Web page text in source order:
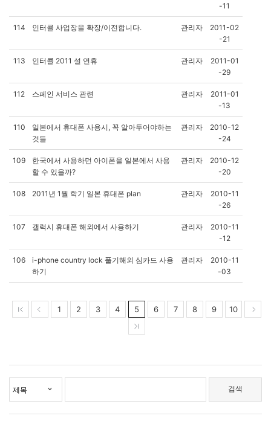
-11
114 인터콜 사업장을 확장/이전합니다. 관리자
2011-02
-21
113 인터콜 2011 설 연휴 관리자
2011-01
-29
112 스페인 서비스 관련 관리자
2011-01
-13
110
일본에서 휴대폰 사용시, 꼭 알아두어야하는
것들
관리자
2010-12
-24
109
한국에서 사용하던 아이폰을 일본에서 사용
할 수 있을까?
관리자
2010-12
-20
108 2011년 1월 학기 일본 휴대폰 plan 관리자
2010-11
-26
107 갤럭시 휴대폰 해외에서 사용하기 관리자
2010-11
-12
106
i-phone country lock 풀기해외 심카드 사용
하기
관리자
2010-11
-03
1 2 3 4 5 6 7 8 9 10